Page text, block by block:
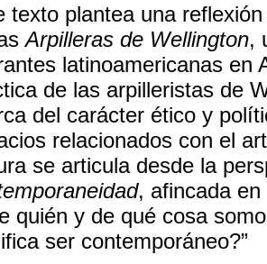
texto plantea una
Arpilleras de Wellington,
latinoamericanas en
de las arpilleristas de
del carácter ético y
relacionados con el
se articula desde la
, afincada
quién y de qué cosa
ser contemporáneo?”